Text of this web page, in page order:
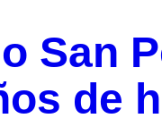
San
de